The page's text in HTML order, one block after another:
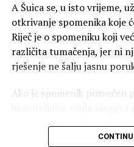
A Šuica se, u isto vrijeme,
otkrivanje spomenika koje
Riječ je o spomeniku koji
različita tumačenja, jer ni
rješenje ne šalju jasnu
Ako je spomenik
koji su znali zašto ginu.